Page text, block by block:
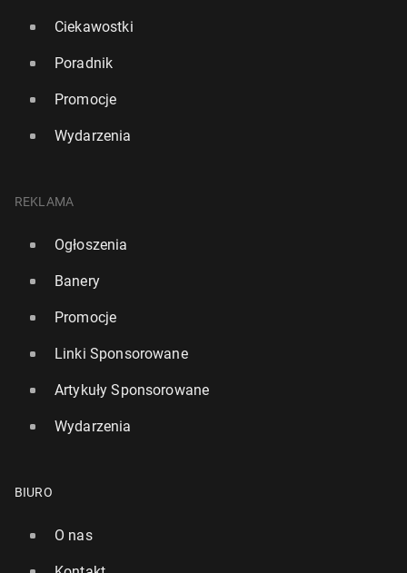
Ciekawostki
Poradnik
Promocje
Wydarzenia
REKLAMA
Ogłoszenia
Banery
Promocje
Linki Sponsorowane
Artykuły Sponsorowane
Wydarzenia
BIURO
O nas